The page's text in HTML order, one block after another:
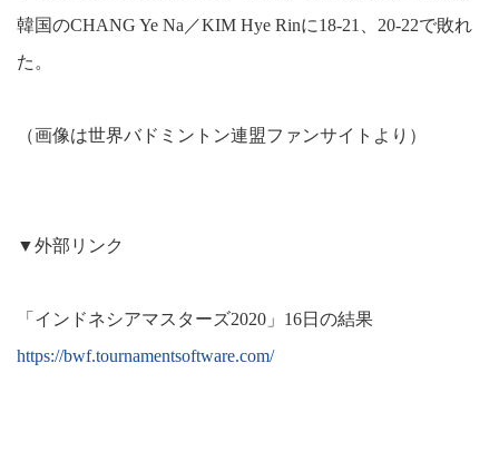
韓国のCHANG Ye Na／KIM Hye Rinに18-21、20-22で敗れ
た。
（画像は世界バドミントン連盟ファンサイトより）
▼外部リンク
「インドネシアマスターズ2020」16日の結果
https://bwf.tournamentsoftware.com/